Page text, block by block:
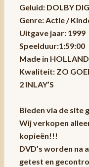
Geluid: DOLBY
Genre: Actie /
Uitgave jaar: 1999
Speelduur:1:59:00
Made in HOLLAND
Kwaliteit: ZO
2 INLAY’S
Bieden via de site
Wij verkopen
kopieën!!!
DVD’s worden na
getest en